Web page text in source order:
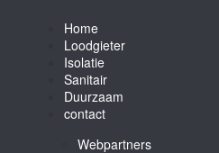
Home
Loodgieter
Isolatie
Sanitair
Duurzaam
contact
Webpartners